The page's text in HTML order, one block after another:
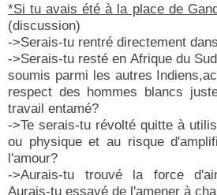
*Si tu avais été à la place de
(discussion)
->Serais-tu rentré directement
->Serais-tu resté en Afrique du
soumis parmi les autres
respect des hommes blancs
travail entamé?
->Te serais-tu révolté quitte à
ou physique et au risque
l'amour?
->Aurais-tu trouvé la force
Aurais-tu essayé de l'amener à